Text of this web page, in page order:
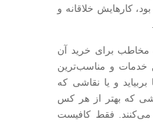
کارهایش خلاقانه و
مخاطب برای خرید آن
خدمات و مناسب‌ترین
و یا نقاشی که
که بهتر از هر کس
می‌کنند. فقط کافیست